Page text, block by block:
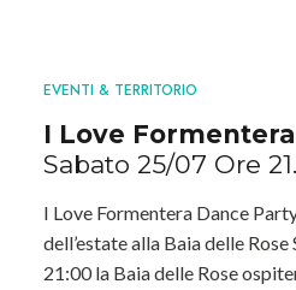
EVENTI & TERRITORIO
I Love
Sabato 25/07 Ore
I Love Formentera Dance
dell’estate alla Baia delle
21:00 la Baia delle Rose